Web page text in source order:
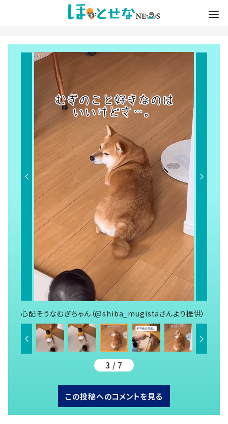
心配そうなむぎちゃん（@shiba_mugistaさんより提供）
3 / 7
この投稿へのコメントを見る